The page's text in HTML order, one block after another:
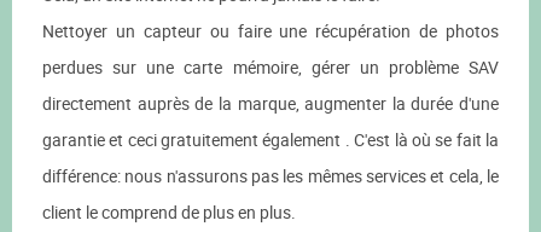
Nettoyer un capteur ou faire une récupération de photos
perdues sur une carte mémoire, gérer un problème SAV
directement auprès de la marque, augmenter la durée d'une
garantie et ceci gratuitement également . C'est là où se fait la
différence: nous n'assurons pas les mêmes services et cela, le
client le comprend de plus en plus.